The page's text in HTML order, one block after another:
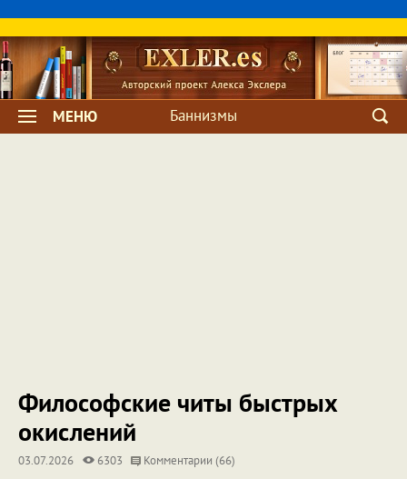
МЕНЮ Баннизмы
Философские читы быстрых
окислений
03.07.2026 6303 Комментарии (66)